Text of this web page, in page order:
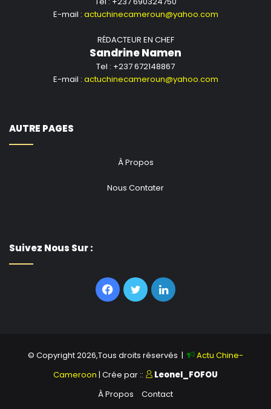
E-mail : actuchinecameroun@yahoo.com
RÉDACTEUR EN CHEF
Sandrine Namen
Tel : +237 672148867
E-mail : actuchinecameroun@yahoo.com
AUTRE PAGES
À Propos
Nous Contater
Suivez Nous Sur :
Facebook
TwitterLinkedin
© Copyright 2026,Tous droits réservés |
Actu Chine-
Cameroon | Crée par ::
Leonel_FOFOU
À Propos
Contact